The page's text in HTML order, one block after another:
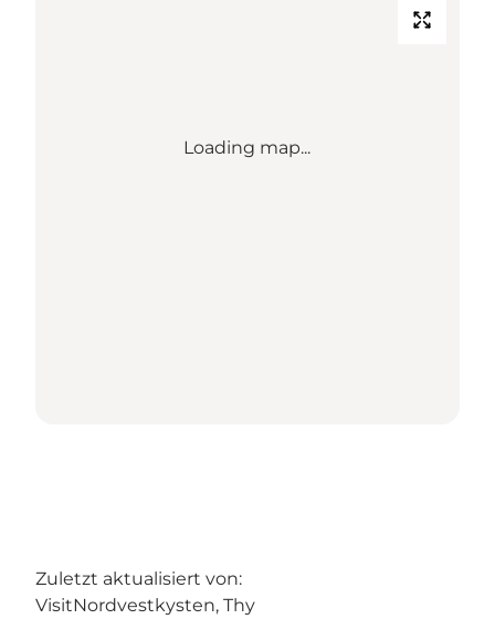
Loading map...
Zuletzt aktualisiert von:
VisitNordvestkysten, Thy